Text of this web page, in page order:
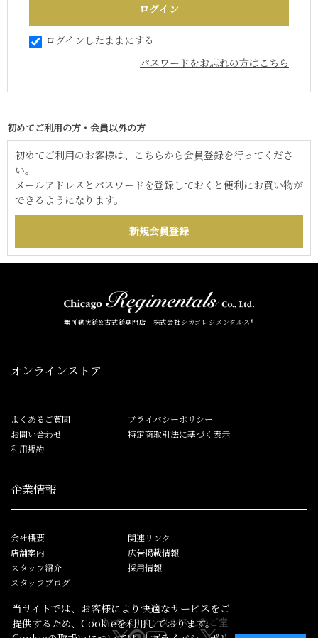
ログインしたままにする
パスワードをお忘れの方はこちら
初めてご利用の方・会員以外の方
初めてご利用のお客様は、こちらから会員登録を行ってくださ
い。
メールアドレスとパスワードを登録しておくと便利にお買い物が
できるようになります。
無可動実銃&古式銃専門店 株式会社シカゴレジメンタルス®
オンラインストア
よくあるご質問
お問い合わせ
利用規約
プライバシーポリシー
特定商取引法に基づく表示
企業情報
会社概要
店舗案内
スタッフ紹介
スタッフブログ
関連リンク
広告掲載情報
採用情報
シカゴレジメンタルスしかご堂
当サイトでは、お客様により快適なサービスをご
提供するため、Cookieを利用しております。